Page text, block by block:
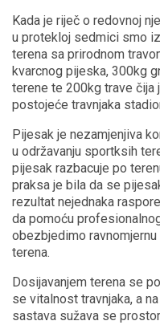
Kada je riječ o redovnoj
u protekloj sedmici smo
terena sa prirodnom
kvarcnog pijeska, 300kg
terene te 200kg trave čija
postojeće travnjaka
Pijesak je nezamjenjiva
u održavanju sportksih
pijesak razbacuje po
praksa je bila da se
rezultat nejednaka
da pomoću
obezbjedimo
terena.
Dosijavanjem terena se
se vitalnost travnjaka, a
sastava sužava se